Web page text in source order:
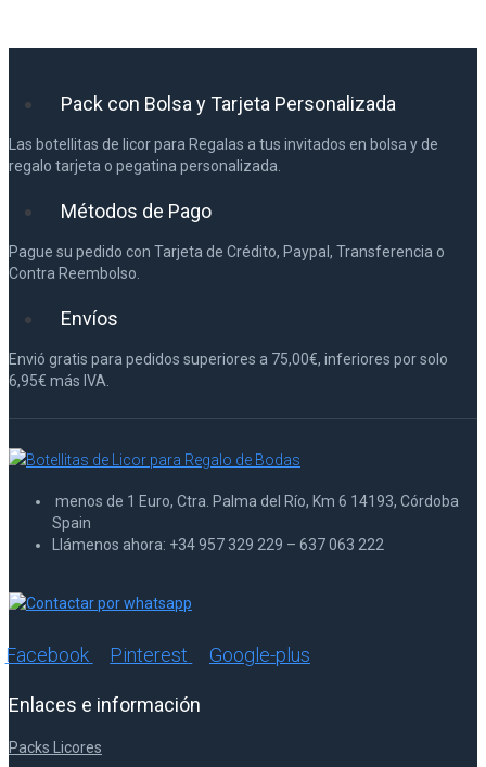
Pack con Bolsa y Tarjeta Personalizada
Las botellitas de licor para Regalas a tus invitados en bolsa y de
regalo tarjeta o pegatina personalizada.
Métodos de Pago
Pague su pedido con Tarjeta de Crédito, Paypal, Transferencia o
Contra Reembolso.
Envíos
Envió gratis para pedidos superiores a 75,00€, inferiores por solo
6,95€ más IVA.
menos de 1 Euro, Ctra. Palma del Río, Km 6 14193, Córdoba
Spain
Llámenos ahora: +34 957 329 229 – 637 063 222
Facebook Pinterest Google-plus
Enlaces e información
Packs Licores